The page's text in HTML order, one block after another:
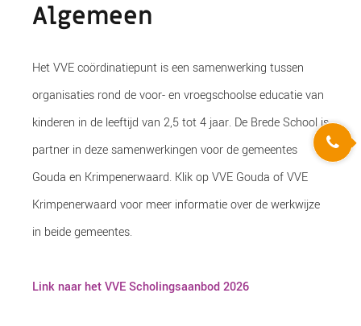
Algemeen
Het VVE coördinatiepunt is een samenwerking tussen
organisaties rond de voor- en vroegschoolse educatie van
kinderen in de leeftijd van 2,5 tot 4 jaar. De Brede School is
partner in deze samenwerkingen voor de gemeentes
Gouda en Krimpenerwaard. Klik op VVE Gouda of VVE
Krimpenerwaard voor meer informatie over de werkwijze
in beide gemeentes.
Link naar het VVE Scholingsaanbod 2026